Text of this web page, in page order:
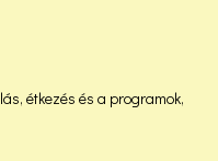
étkezés és a programok,